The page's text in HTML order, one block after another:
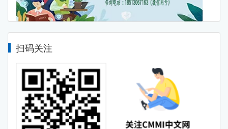
扫码关注